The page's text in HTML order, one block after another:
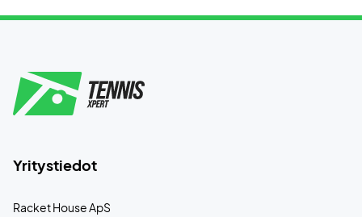
Yritystiedot
Racket House ApS